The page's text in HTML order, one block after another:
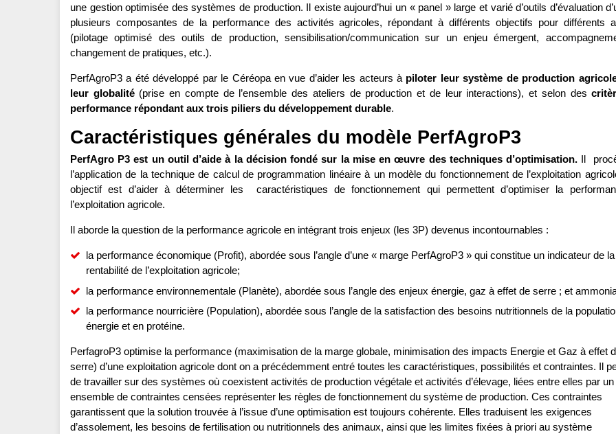
une gestion optimisée des systèmes de production. Il existe aujourd’hui un « panel » large et varié d’outils d’évaluation
plusieurs composantes de la performance des activités agricoles, répondant à différents objectifs pour différents
(pilotage optimisé des outils de production, sensibilisation/communication sur un enjeu émergent,
changement de pratiques, etc.).
PerfAgroP3 a été développé par le Céréopa en vue d’aider les acteurs à piloter leur système de production
leur globalité(prise en compte de l’ensemble des ateliers de production et de leur interactions), et selon des
performance répondant aux trois piliers du développement durable.
Caractéristiques générales du modèle PerfAgroP3
PerfAgro P3 est un outil d’aide à la décision fondé sur la mise en œuvre des techniques d’optimisation. Il
l’application de la technique de calcul de programmation linéaire à un modèle du fonctionnement de l’exploitation
objectif est d’aider à déterminer les caractéristiques de fonctionnement qui permettent d’optimiser la
l’exploitation agricole.
Il aborde la question de la performance agricole en intégrant trois enjeux (les 3P) devenus incontournables :
la performance économique (Profit), abordée sous l’angle d’une « marge PerfAgroP3 » qui constitue un indicateur de la
rentabilité de l’exploitation agricole;
la performance environnementale (Planète), abordée sous l’angle des enjeux énergie, gaz à effet de serre ; et
la performance nourricière (Population), abordée sous l’angle de la satisfaction des besoins nutritionnels de la
énergie et en protéine.
PerfagroP3 optimise la performance (maximisation de la marge globale, minimisation des impacts Energie et Gaz à effet
serre) d’une exploitation agricole dont on a précédemment entré toutes les caractéristiques, possibilités et contraintes. Il
de travailler sur des systèmes où coexistent activités de production végétale et activités d’élevage, liées entre elles par un
ensemble de contraintes censées représenter les règles de fonctionnement du système de production. Ces contraintes
garantissent que la solution trouvée à l’issue d’une optimisation est toujours cohérente. Elles traduisent les exigences
d’assolement, les besoins de fertilisation ou nutritionnels des animaux, ainsi que les limites fixées à priori au système